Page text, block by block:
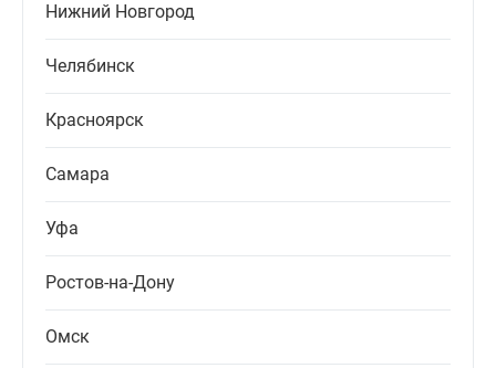
Нижний Новгород
Челябинск
Красноярск
Самара
Уфа
Ростов-на-Дону
Омск